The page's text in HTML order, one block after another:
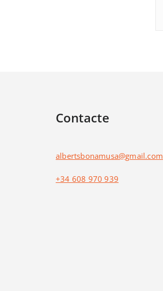
Contacte
albertsbonamusa@gmail.com
+34 608 970 939